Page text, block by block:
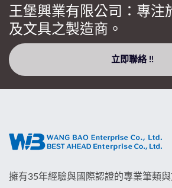
王堡興業有限公司：專注
及文具之製造商。
立即聯絡 !!
擁有35年經驗與國際認證的專業筆類